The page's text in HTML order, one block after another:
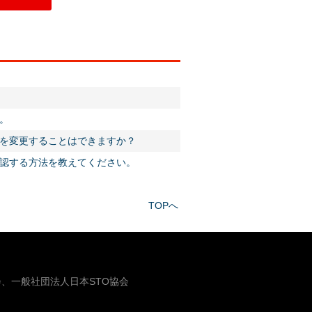
変更することはできますか？
する方法を教えてください。
TOPへ
一般社団法人日本STO協会